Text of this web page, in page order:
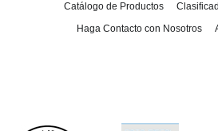
Catálogo de Productos
Haga Contacto con Nosotros